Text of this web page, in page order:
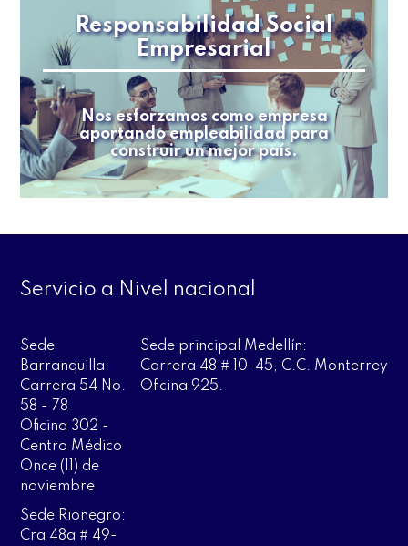
Responsabilidad Social
Empresarial
Nos esforzamos como empresa
aportando empleabilidad para
construir un mejor país.
Servicio a Nivel nacional
Sede
Barranquilla:
Carrera 54 No.
58 - 78
Oficina 302 -
Centro Médico
Once (11) de
noviembre
Sede principal Medellín:
Carrera 48 # 10-45, C.C. Monterrey
Oficina 925.
Sede Rionegro:
Cra 48a # 49-